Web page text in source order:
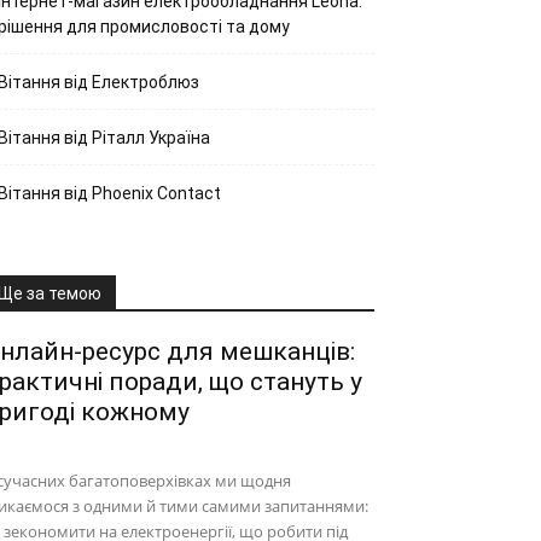
для промисловості та дому
Вітання від Електроблюз
Вітання від Ріталл Україна
Вітання від Phoenix Contact
Ще за темою
ресурс для мешканців:
поради, що стануть у
кожному
багатоповерхівках ми щодня
з одними й тими самими запитаннями:
зекономити на електроенергії, що робити під